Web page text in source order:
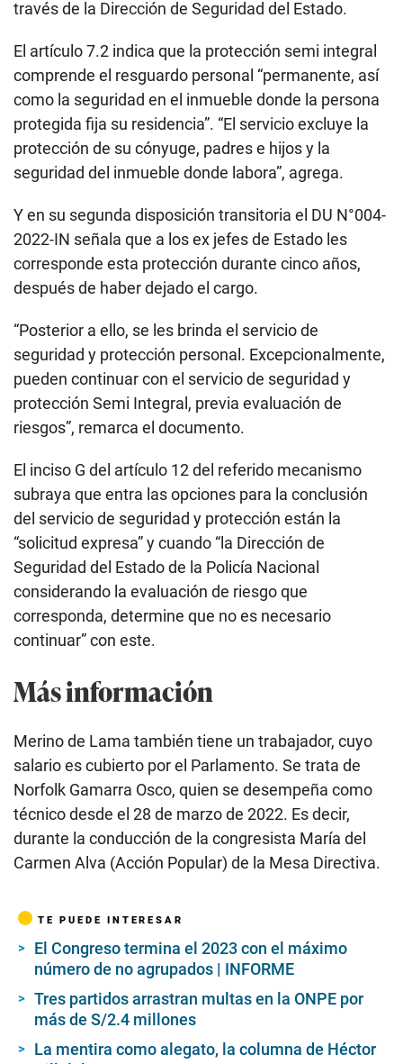
través de la Dirección de Seguridad del Estado.
El artículo 7.2 indica que la protección semi integral
comprende el resguardo personal “permanente, así
como la seguridad en el inmueble donde la persona
protegida fija su residencia”. “El servicio excluye la
protección de su cónyuge, padres e hijos y la
seguridad del inmueble donde labora”, agrega.
Y en su segunda disposición transitoria el DU N°004-
2022-IN señala que a los ex jefes de Estado les
corresponde esta protección durante cinco años,
después de haber dejado el cargo.
“Posterior a ello, se les brinda el servicio de
seguridad y protección personal. Excepcionalmente,
pueden continuar con el servicio de seguridad y
protección Semi Integral, previa evaluación de
riesgos”, remarca el documento.
El inciso G del artículo 12 del referido mecanismo
subraya que entra las opciones para la conclusión
del servicio de seguridad y protección están la
“solicitud expresa” y cuando “la Dirección de
Seguridad del Estado de la Policía Nacional
considerando la evaluación de riesgo que
corresponda, determine que no es necesario
continuar” con este.
Más información
Merino de Lama también tiene un trabajador, cuyo
salario es cubierto por el Parlamento. Se trata de
Norfolk Gamarra Osco, quien se desempeña como
técnico desde el 28 de marzo de 2022. Es decir,
durante la conducción de la congresista María del
Carmen Alva (Acción Popular) de la Mesa Directiva.
TE PUEDE INTERESAR
El Congreso termina el 2023 con el máximo
número de no agrupados | INFORME
Tres partidos arrastran multas en la ONPE por
más de S/2.4 millones
La mentira como alegato, la columna de Héctor